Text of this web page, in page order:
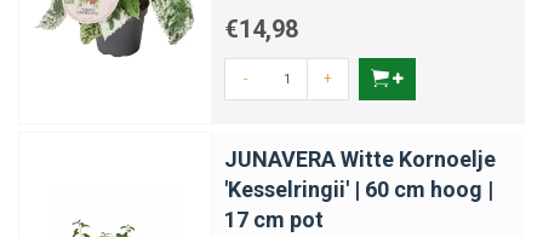
€14,98
- +
JUNAVERA Witte Kornoelje
'Kesselringii' | 60 cm hoog |
17 cm pot